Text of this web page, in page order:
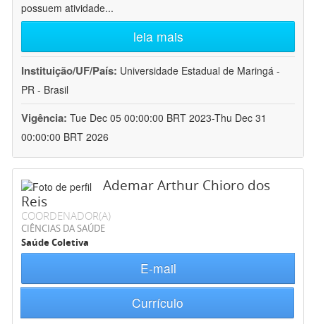
possuem atividade...
leia mais
Instituição/UF/País: Universidade Estadual de Maringá -
PR - Brasil
Vigência: Tue Dec 05 00:00:00 BRT 2023-Thu Dec 31
00:00:00 BRT 2026
Ademar Arthur Chioro dos
Reis
COORDENADOR(A)
CIÊNCIAS DA SAÚDE
Saúde Coletiva
E-mail
Currículo